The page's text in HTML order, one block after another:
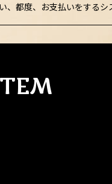
、都度、お支払いをするシ